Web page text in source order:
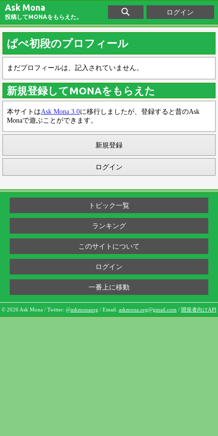
Ask Mona
投稿してMONAをもらえた。
ログイン
ぱぺ初段のプロフィール
まだプロフィールは、記入されていません。
新規登録してMONAをもらえた
本サイトはAsk Mona 3.0に移行しましたが、登録すると昔のAsk
Monaで遊ぶことができます。
新規登録
ログイン
トピック一覧
ランキング
このサイトについて
ログイン
一番上に移動
© 2026 Ask Mona / Twitter: @askmonaorg / Email: askmona.org@gmail.com / 開発者向けAPI